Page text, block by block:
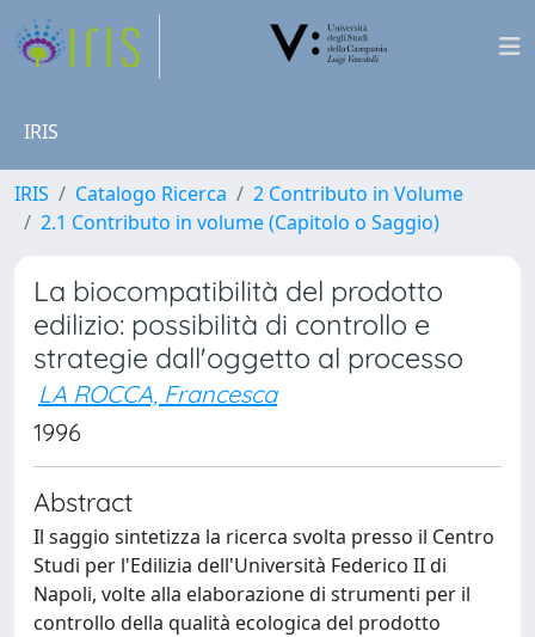
IRIS
IRIS Catalogo Ricerca
2 Contributo in Volume
2.1 Contributo in volume (Capitolo o Saggio)
La biocompatibilità del prodotto
edilizio: possibilità di controllo e
strategie dall'oggetto al processo
LA ROCCA, Francesca
1996
Abstract
Il saggio sintetizza la ricerca svolta presso il Centro
Studi per l'Edilizia dell'Università Federico II di
Napoli, volte alla elaborazione di strumenti per il
controllo della qualità ecologica del prodotto